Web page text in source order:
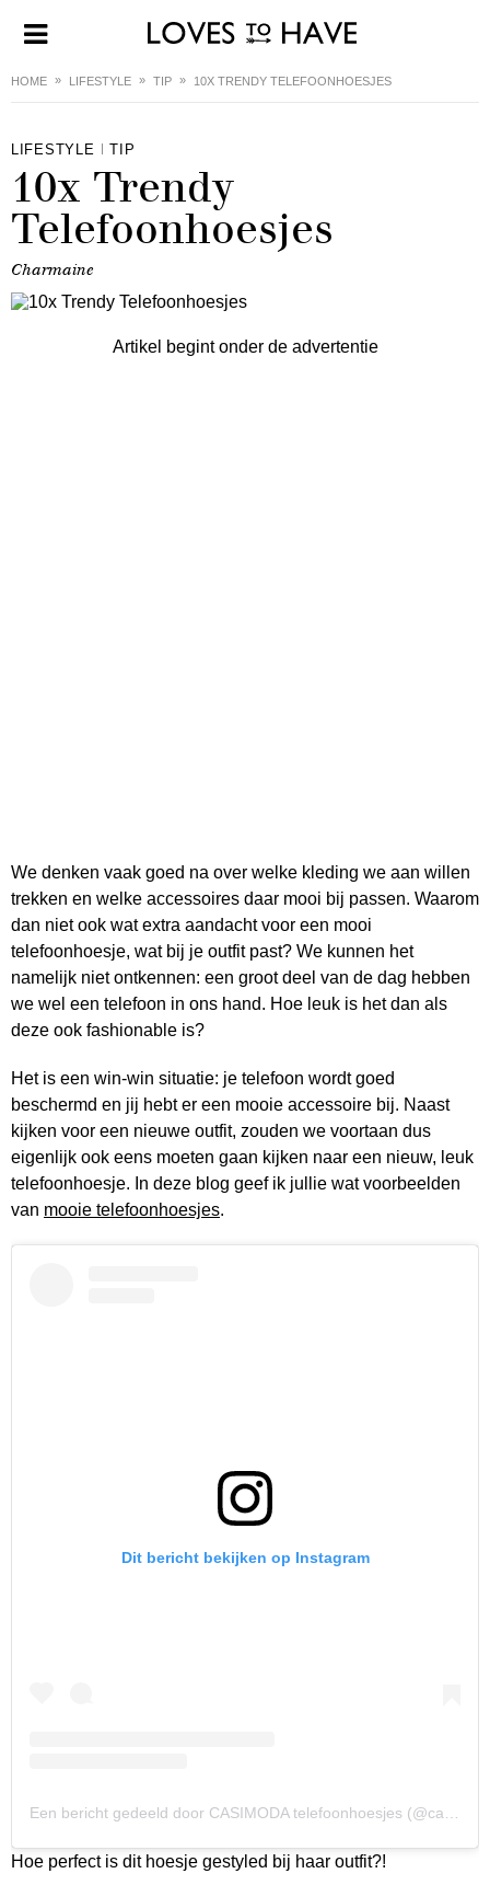
HOME LIFESTYLE TIP 10X TRENDY TELEFOONHOESJES
LIFESTYLE TIP
10x Trendy
Telefoonhoesjes
Charmaine
Artikel begint onder de advertentie
We denken vaak goed na over welke kleding we aan willen
trekken en welke accessoires daar mooi bij passen. Waarom
dan niet ook wat extra aandacht voor een mooi
telefoonhoesje, wat bij je outfit past? We kunnen het
namelijk niet ontkennen: een groot deel van de dag hebben
we wel een telefoon in ons hand. Hoe leuk is het dan als
deze ook fashionable is?
Het is een win-win situatie: je telefoon wordt goed
beschermd en jij hebt er een mooie accessoire bij. Naast
kijken voor een nieuwe outfit, zouden we voortaan dus
eigenlijk ook eens moeten gaan kijken naar een nieuw, leuk
telefoonhoesje. In deze blog geef ik jullie wat voorbeelden
van mooie telefoonhoesjes.
Dit bericht bekijken op Instagram
Hoe perfect is dit hoesje gestyled bij haar outfit?!